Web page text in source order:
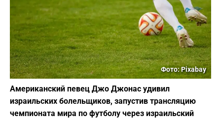
Фото: Pixabay
Американский певец Джо Джонас удивил
израильских болельщиков, запустив трансляцию
чемпионата мира по футболу через израильский